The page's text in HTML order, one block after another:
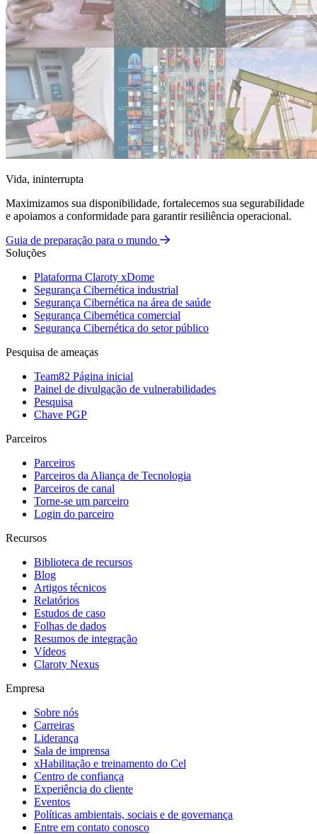
Vida, ininterrupta
Maximizamos sua disponibilidade, fortalecemos sua segurabilidade
e apoiamos a conformidade para garantir resiliência operacional.
Guia de preparação para o mundo
Soluções
Plataforma Claroty xDome
Segurança Cibernética industrial
Segurança Cibernética na área de saúde
Segurança Cibernética comercial
Segurança Cibernética do setor público
Pesquisa de ameaças
Team82 Página inicial
Painel de divulgação de vulnerabilidades
Pesquisa
Chave PGP
Parceiros
Parceiros
Parceiros da Aliança de Tecnologia
Parceiros de canal
Torne-se um parceiro
Login do parceiro
Recursos
Biblioteca de recursos
Blog
Artigos técnicos
Relatórios
Estudos de caso
Folhas de dados
Resumos de integração
Vídeos
Claroty Nexus
Empresa
Sobre nós
Carreiras
Liderança
Sala de imprensa
xHabilitação e treinamento do Cel
Centro de confiança
Experiência do cliente
Eventos
Políticas ambientais, sociais e de governança
Entre em contato conosco